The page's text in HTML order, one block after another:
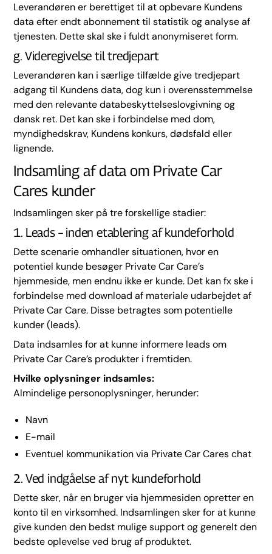
Leverandøren er berettiget til at opbevare Kundens
data efter endt abonnement til statistik og analyse af
tjenesten. Dette skal ske i fuldt anonymiseret form.
g. Videregivelse til tredjepart
Leverandøren kan i særlige tilfælde give tredjepart
adgang til Kundens data, dog kun i overensstemmelse
med den relevante databeskyttelseslovgivning og
dansk ret. Det kan ske i forbindelse med dom,
myndighedskrav, Kundens konkurs, dødsfald eller
lignende.
Indsamling af data om Private Car
Cares kunder
Indsamlingen sker på tre forskellige stadier:
1. Leads – inden etablering af kundeforhold
Dette scenarie omhandler situationen, hvor en
potentiel kunde besøger Private Car Care’s
hjemmeside, men endnu ikke er kunde. Det kan fx ske i
forbindelse med download af materiale udarbejdet af
Private Car Care. Disse betragtes som potentielle
kunder (leads).
Data indsamles for at kunne informere leads om
Private Car Care’s produkter i fremtiden.
Hvilke oplysninger indsamles:
Almindelige personoplysninger, herunder:
Navn
E-mail
Eventuel kommunikation via Private Car Cares chat
2. Ved indgåelse af nyt kundeforhold
Dette sker, når en bruger via hjemmesiden opretter en
konto til en virksomhed. Indsamlingen sker for at kunne
give kunden den bedst mulige support og generelt den
bedste oplevelse ved brug af produktet.